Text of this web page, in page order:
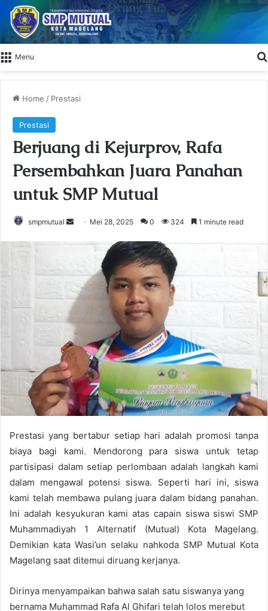
Menu
Home / Prestasi
Prestasi
Berjuang di Kejurprov, Rafa
Persembahkan Juara Panahan
untuk SMP Mutual
smpmutual
n
m
a
Mei 28, 2025 0 324 1 minute read
Prestasi yang bertabur setiap hari adalah promosi tanpa
biaya bagi kami. Mendorong para siswa untuk tetap
partisipasi dalam setiap perlombaan adalah langkah kami
dalam mengawal potensi siswa. Seperti hari ini, siswa
kami telah membawa pulang juara dalam bidang panahan.
Ini adalah kesyukuran kami atas capain siswa siswi SMP
Muhammadiyah 1 Alternatif (Mutual) Kota Magelang.
Demikian kata Wasi’un selaku nahkoda SMP Mutual Kota
Magelang saat ditemui diruang kerjanya.
Dirinya menyampaikan bahwa salah satu siswanya yang
bernama Muhammad Rafa Al Ghifari telah lolos merebut